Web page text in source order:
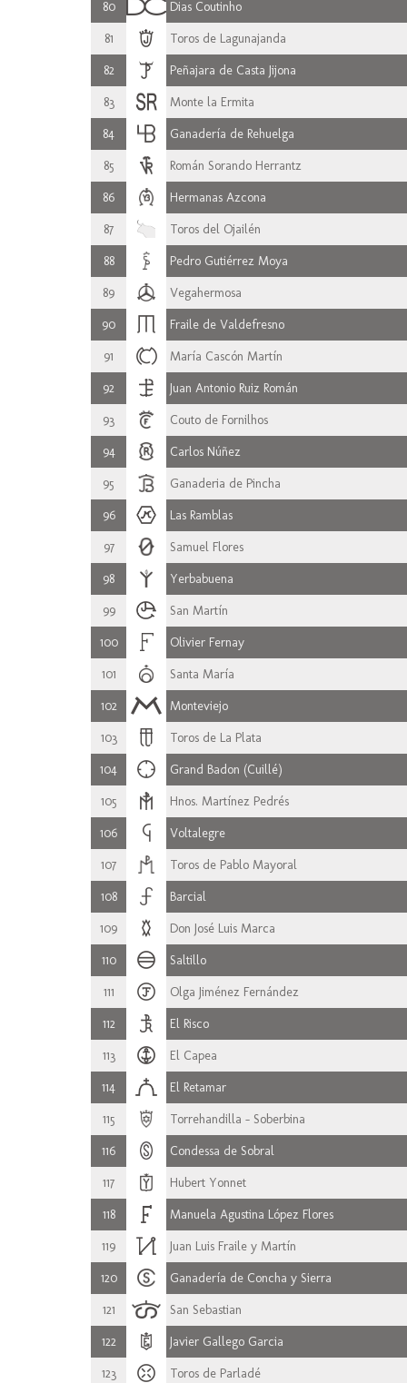
80 Dias Coutinho
81 Toros de Lagunajanda
82 Peñajara de Casta Jijona
83 Monte la Ermita
84 Ganadería de Rehuelga
85 Román Sorando Herrantz
86 Hermanas Azcona
87 Toros del Ojailén
88 Pedro Gutiérrez Moya
89 Vegahermosa
90 Fraile de Valdefresno
91 María Cascón Martín
92 Juan Antonio Ruiz Román
93 Couto de Fornilhos
94 Carlos Núñez
95 Ganaderia de Pincha
96 Las Ramblas
97 Samuel Flores
98 Yerbabuena
99 San Martín
100 Olivier Fernay
101 Santa María
102 Monteviejo
103 Toros de La Plata
104 Grand Badon (Cuillé)
105 Hnos. Martínez Pedrés
106 Voltalegre
107 Toros de Pablo Mayoral
108 Barcial
109 Don José Luis Marca
110 Saltillo
111 Olga Jiménez Fernández
112 El Risco
113 El Capea
114 El Retamar
115 Torrehandilla - Soberbina
116 Condessa de Sobral
117 Hubert Yonnet
118 Manuela Agustina López Flores
119 Juan Luis Fraile y Martín
120 Ganadería de Concha y Sierra
121 San Sebastian
122 Javier Gallego Garcia
123 Toros de Parladé